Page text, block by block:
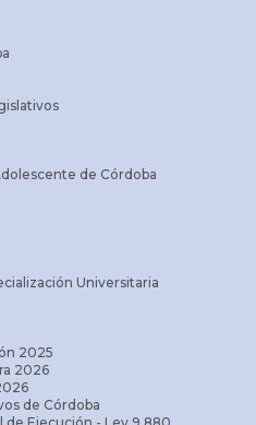
de Córdoba
Universitaria
2025
2026
de Córdoba